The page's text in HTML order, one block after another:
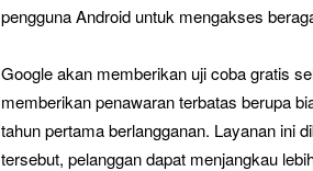
pengguna Android untuk mengakses
Google akan memberikan uji coba gratis
memberikan penawaran terbatas berupa
tahun pertama berlangganan. Layanan ini
tersebut, pelanggan dapat menjangkau